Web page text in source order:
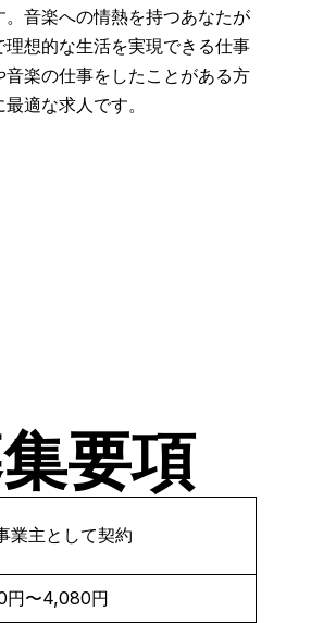
。音楽への情熱を持つあなたが
理想的な生活を実現できる仕事
音楽の仕事をしたことがある方
最適な求人です。
要項
業主として契約
円〜4,080円